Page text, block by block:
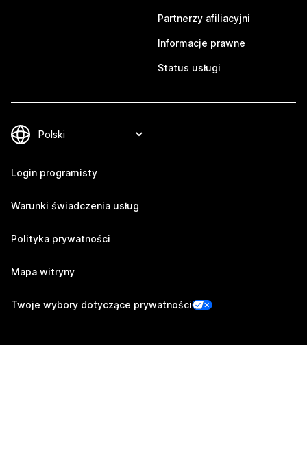
Partnerzy afiliacyjni
Informacje prawne
Status usługi
Login programisty
Warunki świadczenia usług
Polityka prywatności
Mapa witryny
Twoje wybory dotyczące prywatności